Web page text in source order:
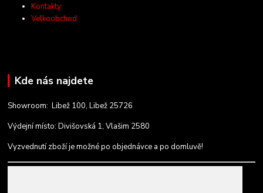
Kontakty
Velkoobchod
Kde nás najdete
Showroom: Libež 100, Libež 25726
Výdejní místo: Divišovská 1, Vlašim 2580
Vyzvednutí zboží je možné po objednávce a po domluvě!